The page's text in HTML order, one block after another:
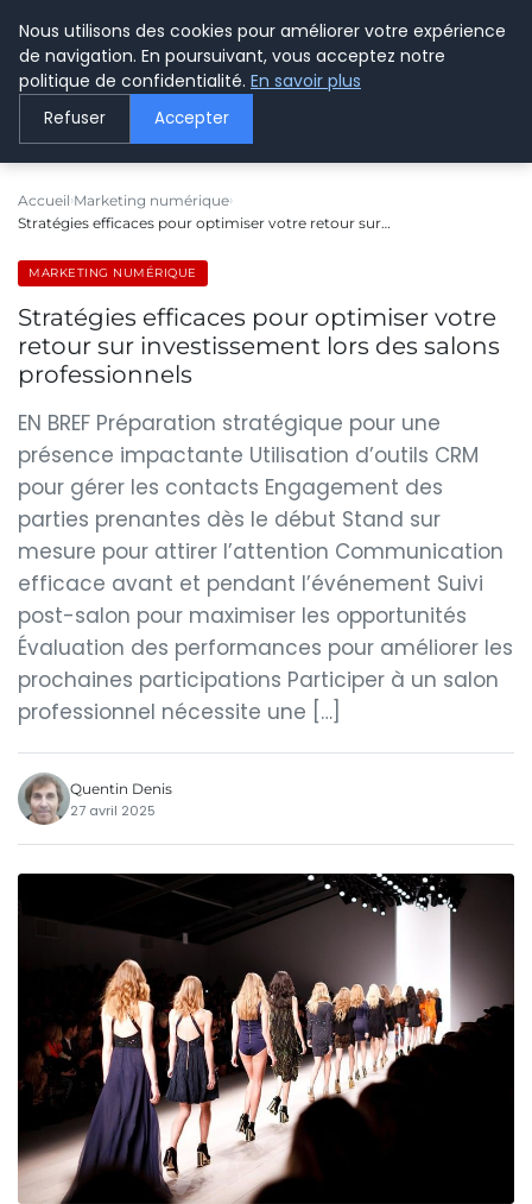
LE WEBMARKETING
Accueil Marketing numérique
Stratégies efficaces pour optimiser votre retour sur…
MARKETING NUMÉRIQUE
Stratégies efficaces pour optimiser votre
retour sur investissement lors des salons
professionnels
EN BREF Préparation stratégique pour une
présence impactante Utilisation d’outils CRM
pour gérer les contacts Engagement des
parties prenantes dès le début Stand sur
mesure pour attirer l’attention Communication
efficace avant et pendant l’événement Suivi
post-salon pour maximiser les opportunités
Évaluation des performances pour améliorer les
prochaines participations Participer à un salon
professionnel nécessite une […]
Quentin Denis
27 avril 2025
Nous utilisons des cookies pour améliorer votre expérience
de navigation. En poursuivant, vous acceptez notre
politique de confidentialité. En savoir plus
Refuser Accepter